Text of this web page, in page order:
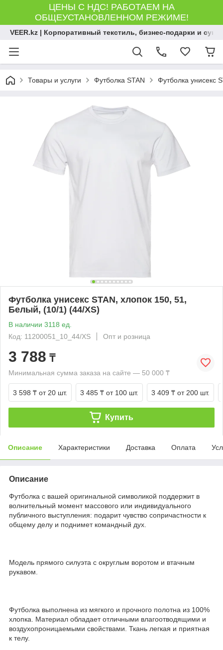
ЦЕНЫ С НДС! РАБОТАЕМ НА
ОБЩЕУСТАНОВЛЕННОМ РЕЖИМЕ!
VEER.kz | Корпоративный текстиль, бизнес-подарки и
Товары и услуги Футболка STAN Футболка унисекс
Футболка унисекс STAN, хлопок 150, 51,
Белый, (10/1) (44/XS)
В наличии 3118 ед.
Код: 11200051_10_44/XS
Опт и розница
3 788 ₸
Минимальная сумма заказа на сайте — 50 000 ₸
3 598 ₸ от 20 шт. 3 485 ₸ от 100 шт. 3 409 ₸ от 200 шт.
Купить
Описание Характеристики Доставка Оплата
Описание
Футболка с вашей оригинальной символикой поддержит в
волнительный момент массового или индивидуального
публичного выступления: подарит чувство сопричастности к
общему делу и поднимет командный дух.
Модель прямого силуэта с округлым воротом и втачным
рукавом.
Футболка выполнена из мягкого и прочного полотна из 100%
хлопка. Материал обладает отличными влагоотводящими и
воздухопроницаемыми свойствами. Ткань легкая и приятная
к телу.